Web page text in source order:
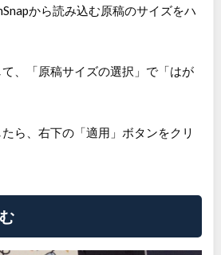
から読み込む原稿のサイズをハ
て、「原稿サイズの選択」で「はが
ら、右下の「適用」ボタンをクリ